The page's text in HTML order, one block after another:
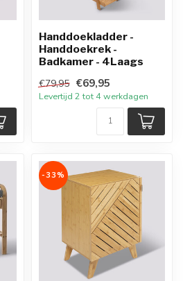
Handdoekladder -
Handdoekrek -
Badkamer - 4Laags
€79,95 €69,95
Levertijd 2 tot 4 werkdagen
-33%